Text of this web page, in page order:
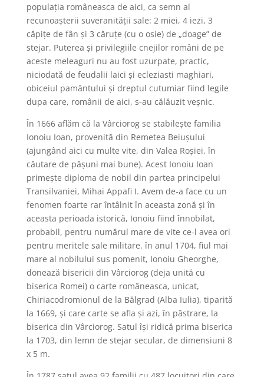
populația româneasca de aici, ca semn al
recunoașterii suveranității sale: 2 miei, 4 iezi, 3
căpițe de fân și 3 căruțe (cu o osie) de „doage” de
stejar. Puterea și privilegiile cnejilor români de pe
aceste meleaguri nu au fost uzurpate, practic,
niciodată de feudalii laici și ecleziasti maghiari,
obiceiul pamântului și dreptul cutumiar fiind legile
dupa care, românii de aici, s-au călăuzit veșnic.
În 1666 aflăm că la Vârciorog se stabilește familia
Ionoiu Ioan, provenită din Remetea Beiușului
(ajungând aici cu multe vite, din Valea Roșiei, în
căutare de pășuni mai bune). Acest Ionoiu Ioan
primește diploma de nobil din partea principelui
Transilvaniei, Mihai Appafi I. Avem de-a face cu un
fenomen foarte rar întâlnit în aceasta zonă și în
aceasta perioada istorică, Ionoiu fiind înnobilat,
probabil, pentru numărul mare de vite ce-l avea ori
pentru meritele sale militare. în anul 1704, fiul mai
mare al nobilului sus pomenit, Ionoiu Gheorghe,
donează bisericii din Vârciorog (deja unită cu
biserica Romei) o carte româneasca, unicat,
Chiriacodromionul de la Bălgrad (Alba Iulia), tiparită
la 1669, și care carte se afla și azi, în păstrare, la
biserica din Vârciorog. Satul își ridică prima biserica
la 1703, din lemn de stejar secular, de dimensiuni 8
x 5 m.